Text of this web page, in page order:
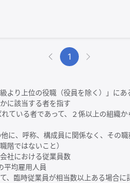
1
より上位の役職（役員を除く）」に
に該当する者を指す
ている者であって、２係以上の組織
に、呼称、構成員に関係なく、その
階ではないこと）
社における従業員数
平均雇用人員
、臨時従業員が相当数以上ある場合に